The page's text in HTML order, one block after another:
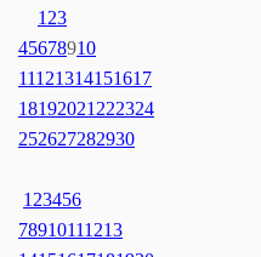
1 23
45678910
11121314151617
18192021 222324
252627282930
1 23456
78910111213